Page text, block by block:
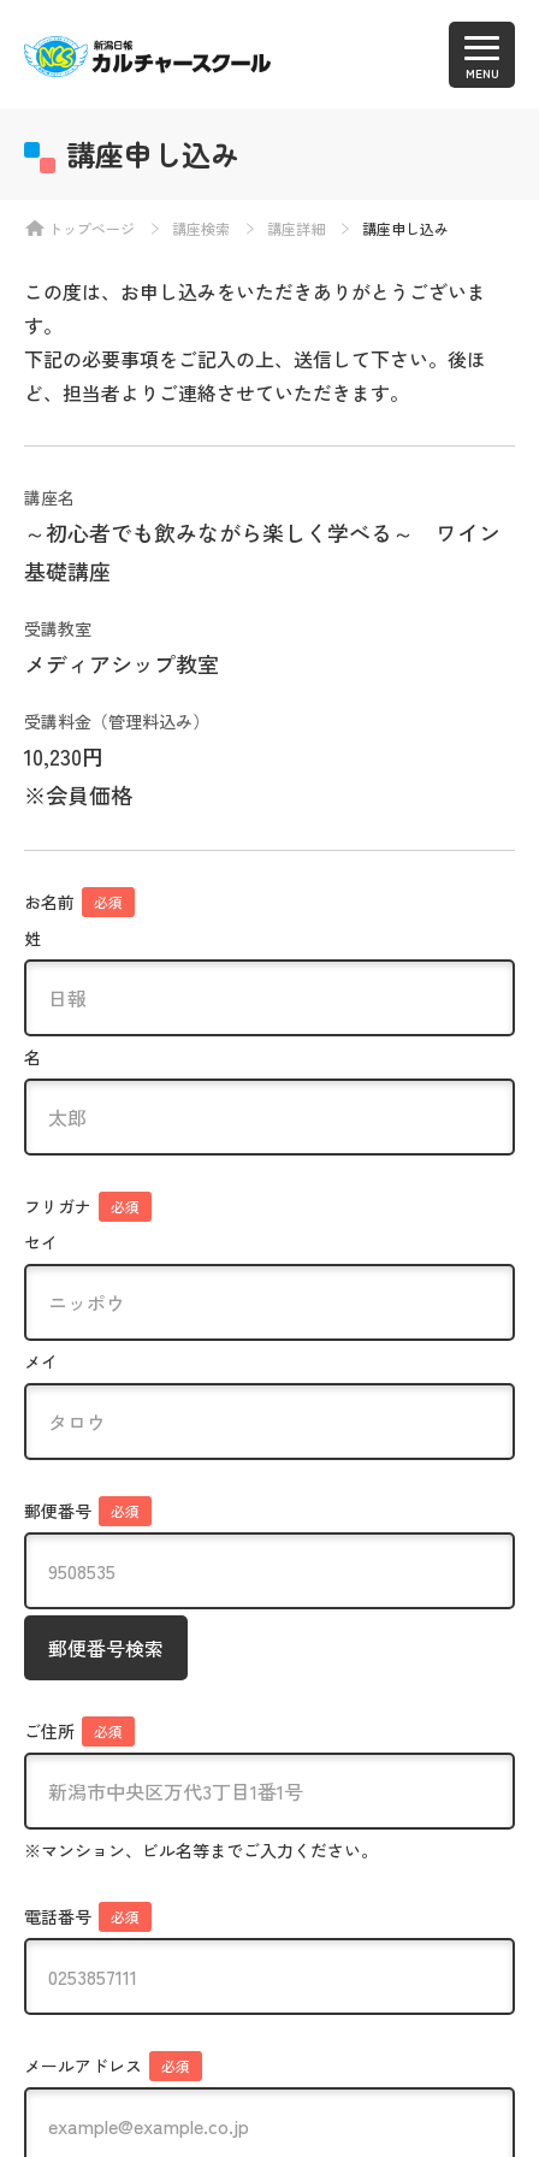
MENU
講座申し込み
トップページ 講座検索 講座詳細 講座申し込み
この度は、お申し込みをいただきありがとうございま
す。
下記の必要事項をご記入の上、送信して下さい。後ほ
ど、担当者よりご連絡させていただきます。
講座名
～初心者でも飲みながら楽しく学べる～ ワイン
基礎講座
受講教室
メディアシップ教室
受講料金（管理料込み）
10,230円
※会員価格
お名前 必須
姓
名
フリガナ 必須
セイ
メイ
郵便番号 必須
郵便番号検索
ご住所 必須
※マンション、ビル名等までご入力ください。
電話番号 必須
メールアドレス 必須